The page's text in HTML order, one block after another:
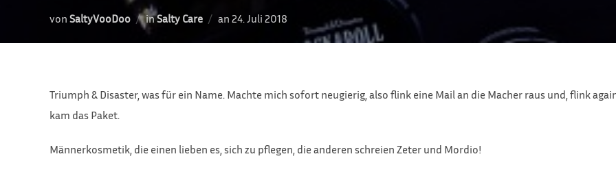
von SaltyVooDoo inSalty Care an Veröffentlicht
24. Juli 2018
Triumph & Disaster, was für ein Name. Machte mich sofort neugierig, also flink eine Mail an die Macher raus und, flink
kam das Paket.
Männerkosmetik, die einen lieben es, sich zu pflegen, die anderen schreien Zeter und Mordio!